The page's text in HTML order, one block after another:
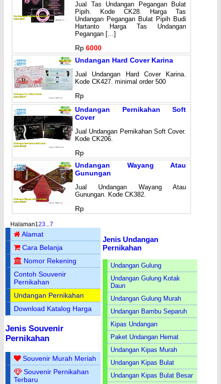
Jual Tas Undangan Pegangan Bulat
Pipih. Kode CK28. Harga Tas
Undangan Pegangan Bulat Pipih Budi
Hartanto Harga Tas Undangan
Pegangan […]
Rp 6000
Undangan Hard Cover Karina
Jual Undangan Hard Cover Karina.
Kode CK427. minimal order 500
Rp
Undangan Pernikahan Soft
Cover
Jual Undangan Pernikahan Soft Cover.
Kode CK206.
Rp
Undangan Wayang Atau
Gunungan
Jual Undangan Wayang Atau
Gunungan. Kode CK382.
Rp
Halaman123...7
Alamat
Cara Belanja
Nomor Rekening
Contoh Souvenir
Pernikahan
Undangan Pernikahan
Download Katalog Harga
Jenis Souvenir
Pernikahan
Souvenir Murah Meriah
Souvenir Pernikahan
Terbaru
Jenis Undangan
Pernikahan
Undangan Gulung
Undangan Gulung Kotak
Daun
Undangan Gulung Murah
Undangan Bambu Separuh
Kipas Undangan
Paket Undangan Hemat
Undangan Kipas Murah
Undangan Kipas Bulat
Undangan Kipas Bulat Besar